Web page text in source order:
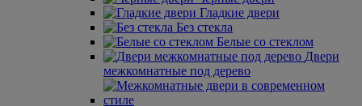
Гладкие двери
Без стекла
Белые со стеклом
Двери
межкомнатные под дерево